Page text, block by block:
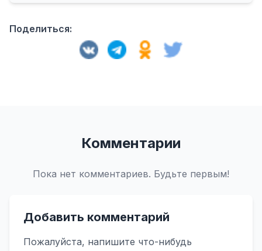
Поделиться:
Комментарии
Пока нет комментариев. Будьте первым!
Добавить комментарий
Пожалуйста, напишите что-нибудь